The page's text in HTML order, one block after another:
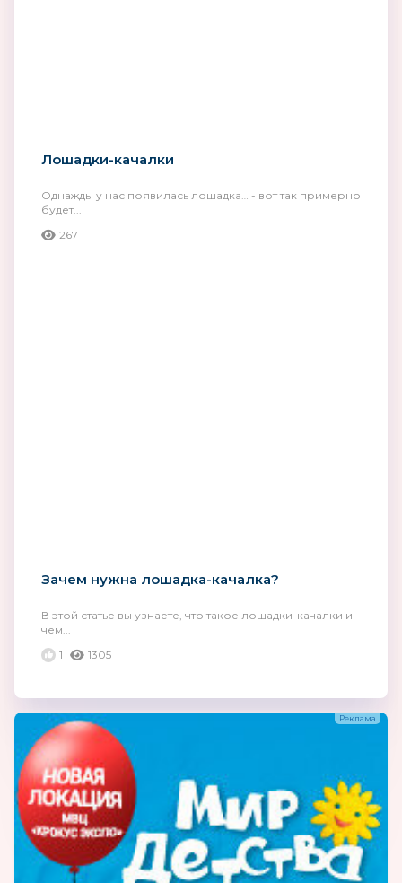
Лошадки-качалки
Однажды у нас появилась лошадка… - вот так примерно
будет...
267
Зачем нужна лошадка-качалка?
В этой статье вы узнаете, что такое лошадки-качалки и
чем...
1
1305